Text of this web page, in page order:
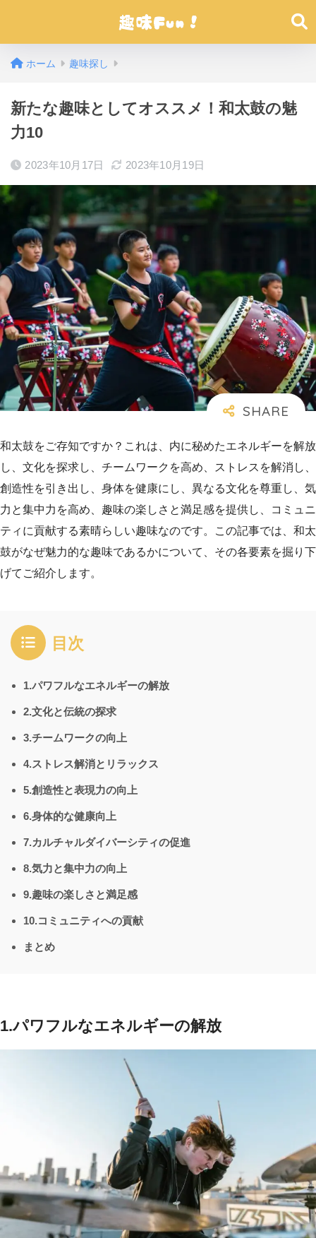
ホーム 趣味探し
新たな趣味としてオススメ！和太鼓の魅
力10
2023年10月17日 2023年10月19日
和太鼓をご存知ですか？これは、内に秘めたエネルギーを解放
し、文化を探求し、チームワークを高め、ストレスを解消し、
創造性を引き出し、身体を健康にし、異なる文化を尊重し、気
力と集中力を高め、趣味の楽しさと満足感を提供し、コミュニ
ティに貢献する素晴らしい趣味なのです。この記事では、和太
鼓がなぜ魅力的な趣味であるかについて、その各要素を掘り下
げてご紹介します。
目次
1.パワフルなエネルギーの解放
2.文化と伝統の探求
3.チームワークの向上
4.ストレス解消とリラックス
5.創造性と表現力の向上
6.身体的な健康向上
7.カルチャルダイバーシティの促進
8.気力と集中力の向上
9.趣味の楽しさと満足感
10.コミュニティへの貢献
まとめ
1.パワフルなエネルギーの解放